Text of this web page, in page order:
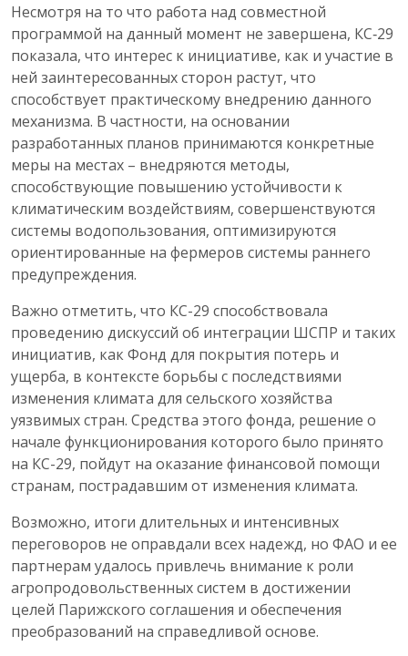
Несмотря на то что работа над совместной
программой на данный момент не завершена, КС‑29
показала, что интерес к инициативе, как и участие в
ней заинтересованных сторон растут, что
способствует практическому внедрению данного
механизма. В частности, на основании
разработанных планов принимаются конкретные
меры на местах – внедряются методы,
способствующие повышению устойчивости к
климатическим воздействиям, совершенствуются
системы водопользования, оптимизируются
ориентированные на фермеров системы раннего
предупреждения.
Важно отметить, что КС-29 способствовала
проведению дискуссий об интеграции ШСПР и таких
инициатив, как Фонд для покрытия потерь и
ущерба, в контексте борьбы с последствиями
изменения климата для сельского хозяйства
уязвимых стран. Средства этого фонда, решение о
начале функционирования которого было принято
на КС-29, пойдут на оказание финансовой помощи
странам, пострадавшим от изменения климата.
Возможно, итоги длительных и интенсивных
переговоров не оправдали всех надежд, но ФАО и ее
партнерам удалось привлечь внимание к роли
агропродовольственных систем в достижении
целей Парижского соглашения и обеспечения
преобразований на справедливой основе.